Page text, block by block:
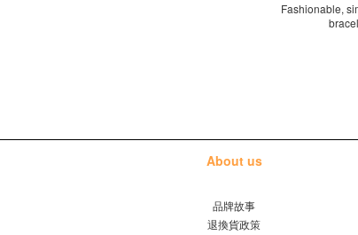
Fashionable,
About us
品牌故事
退換貨政策